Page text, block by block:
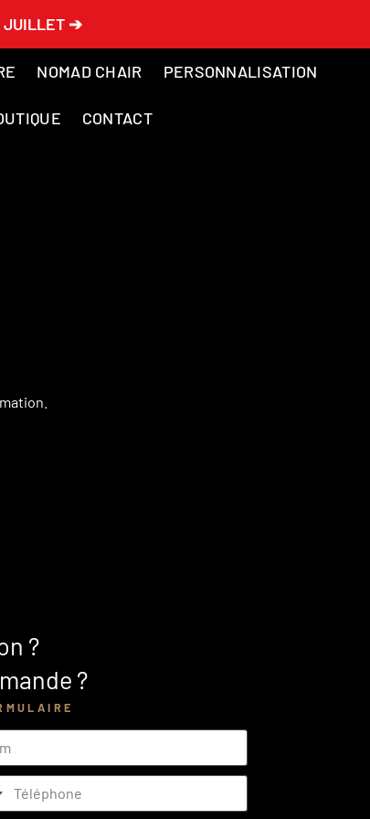
JUILLET ➔
NOMAD CHAIR PERSONNALISATION
CONTACT
?
?